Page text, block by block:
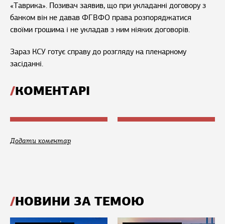
«Таврика». Позивач заявив, що при укладанні договору з
банком він не давав ФГВФО права розпоряджатися
своїми грошима і не укладав з ним ніяких договорів.
Зараз КСУ готує справу до розгляду на пленарному
засіданні.
КОМЕНТАРІ
Додати коментар
НОВИНИ ЗА ТЕМОЮ